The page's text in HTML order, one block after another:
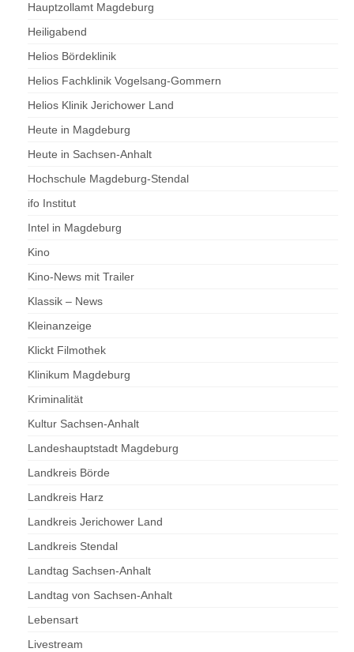
Hauptzollamt Magdeburg
Heiligabend
Helios Bördeklinik
Helios Fachklinik Vogelsang-Gommern
Helios Klinik Jerichower Land
Heute in Magdeburg
Heute in Sachsen-Anhalt
Hochschule Magdeburg-Stendal
ifo Institut
Intel in Magdeburg
Kino
Kino-News mit Trailer
Klassik – News
Kleinanzeige
Klickt Filmothek
Klinikum Magdeburg
Kriminalität
Kultur Sachsen-Anhalt
Landeshauptstadt Magdeburg
Landkreis Börde
Landkreis Harz
Landkreis Jerichower Land
Landkreis Stendal
Landtag Sachsen-Anhalt
Landtag von Sachsen-Anhalt
Lebensart
Livestream